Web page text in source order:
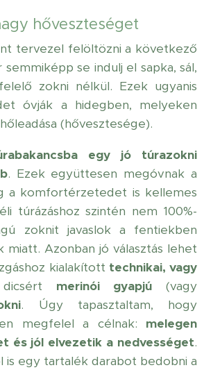
hőveszteséget
tervezel felöltözni a következő
se indulj el sapka, sál,
zokni nélkül. Ezek ugyanis
óvják a hidegben, melyeken
(hővesztesége).
egy jó túrazokni
. Ezek együttesen megóvnak a
a komfortérzetedet is kellemes
túrázáshoz szintén nem 100%-
zoknit javaslok a fentiekben
Azonban jó választás lehet
kialakított technikai, vagy
merinói gyapjú (vagy
. Úgy tapasztaltam, hogy
megfelel a célnak: melegen
és jól elvezetik a nedvességet.
is egy tartalék darabot bedobni a